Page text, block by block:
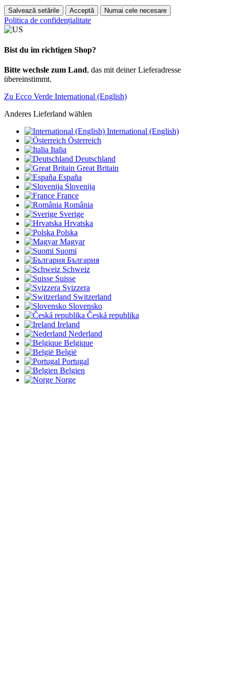
Salvează setările Acceptă Numai cele necesare
Politica de confidențialitate
Bist du im richtigen Shop?
Bitte wechsle zum Land, das mit deiner Lieferadresse
übereinstimmt.
Zu Ecco Verde International (English)
Anderes Lieferland wählen
International (English)
Österreich
Italia
Deutschland
Great Britain
España
Slovenija
France
România
Sverige
Hrvatska
Polska
Magyar
Suomi
България
Schweiz
Suisse
Svizzera
Switzerland
Slovensko
Česká republika
Ireland
Nederland
Belgique
België
Portugal
Belgien
Norge